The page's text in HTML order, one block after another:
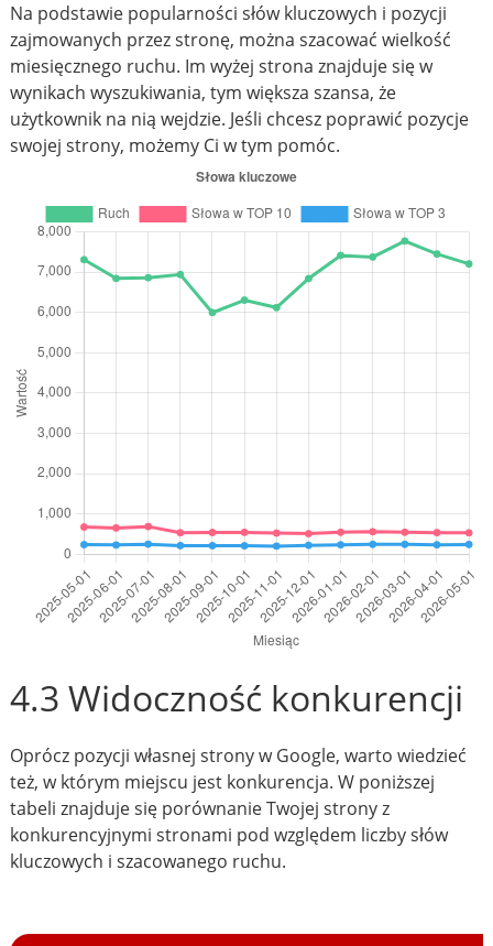
Na podstawie popularności słów kluczowych i pozycji
zajmowanych przez stronę, można szacować wielkość
miesięcznego ruchu. Im wyżej strona znajduje się w
wynikach wyszukiwania, tym większa szansa, że
użytkownik na nią wejdzie. Jeśli chcesz poprawić pozycje
swojej strony, możemy Ci w tym pomóc.
4.3 Widoczność konkurencji
Oprócz pozycji własnej strony w Google, warto wiedzieć
też, w którym miejscu jest konkurencja. W poniższej
tabeli znajduje się porównanie Twojej strony z
konkurencyjnymi stronami pod względem liczby słów
kluczowych i szacowanego ruchu.